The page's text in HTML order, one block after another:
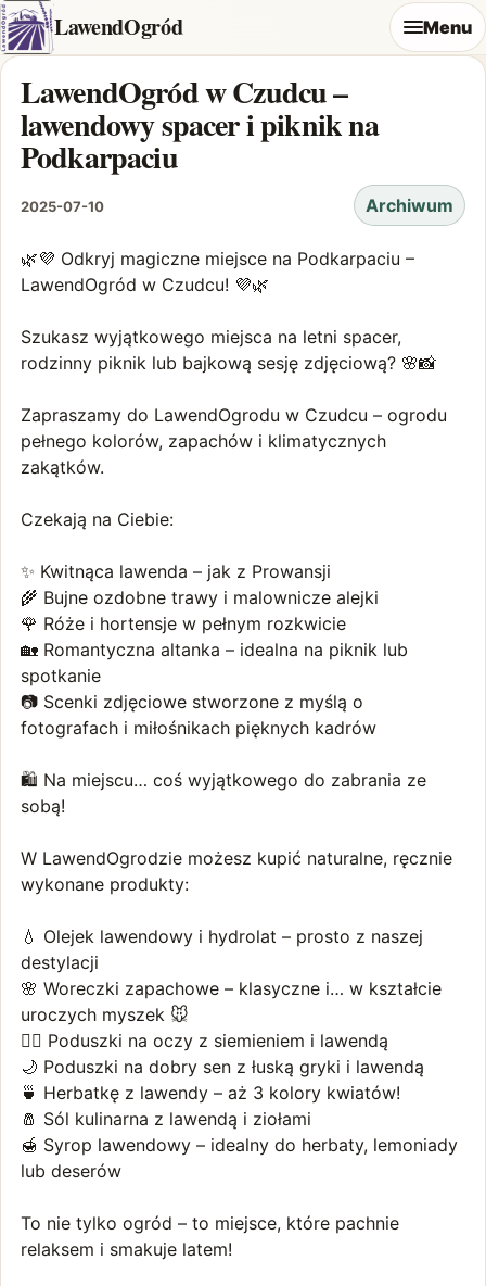
LawendOgród Menu
LawendOgród w Czudcu –
lawendowy spacer i piknik na
Podkarpaciu
2025-07-10 Archiwum
🌿💜 Odkryj magiczne miejsce na Podkarpaciu –
LawendOgród w Czudcu! 💜🌿
Szukasz wyjątkowego miejsca na letni spacer,
rodzinny piknik lub bajkową sesję zdjęciową? 🌸📸
Zapraszamy do LawendOgrodu w Czudcu – ogrodu
pełnego kolorów, zapachów i klimatycznych
zakątków.
Czekają na Ciebie:
✨ Kwitnąca lawenda – jak z Prowansji
🌾 Bujne ozdobne trawy i malownicze alejki
🌹 Róże i hortensje w pełnym rozkwicie
🏡 Romantyczna altanka – idealna na piknik lub
spotkanie
📷 Scenki zdjęciowe stworzone z myślą o
fotografach i miłośnikach pięknych kadrów
🛍 Na miejscu… coś wyjątkowego do zabrania ze
sobą!
W LawendOgrodzie możesz kupić naturalne, ręcznie
wykonane produkty:
💧 Olejek lawendowy i hydrolat – prosto z naszej
destylacji
🌸 Woreczki zapachowe – klasyczne i… w kształcie
uroczych myszek 🐭
🧘‍♀️ Poduszki na oczy z siemieniem i lawendą
🌙 Poduszki na dobry sen z łuską gryki i lawendą
🍵 Herbatkę z lawendy – aż 3 kolory kwiatów!
🧂 Sól kulinarna z lawendą i ziołami
🍯 Syrop lawendowy – idealny do herbaty, lemoniady
lub deserów
To nie tylko ogród – to miejsce, które pachnie
relaksem i smakuje latem!